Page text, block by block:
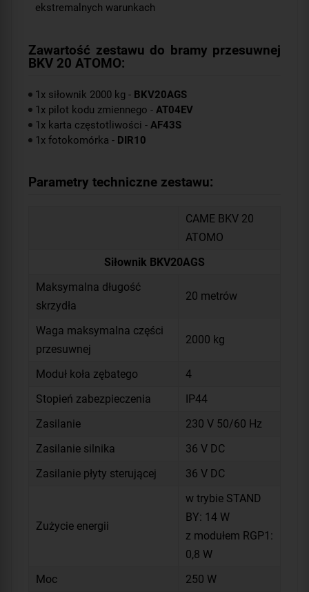
ekstremalnych warunkach
Zawartość zestawu do bramy przesuwnej
BKV 20 ATOMO:
1x siłownik 2000 kg - BKV20AGS
1x pilot kodu zmiennego - AT04EV
1x karta częstotliwości - AF43S
1x fotokomórka - DIR10
Parametry techniczne zestawu:
CAME BKV 20
ATOMO
Siłownik BKV20AGS
Maksymalna długość
skrzydła
20 metrów
Waga maksymalna części
przesuwnej
2000 kg
Moduł koła zębatego
4
Stopień zabezpieczenia
IP44
Zasilanie
230 V 50/60 Hz
Zasilanie silnika
36 V DC
Zasilanie płyty sterującej
36 V DC
Zużycie energii
w trybie STAND
BY: 14 W
z modułem RGP1:
0,8 W
Moc
250 W